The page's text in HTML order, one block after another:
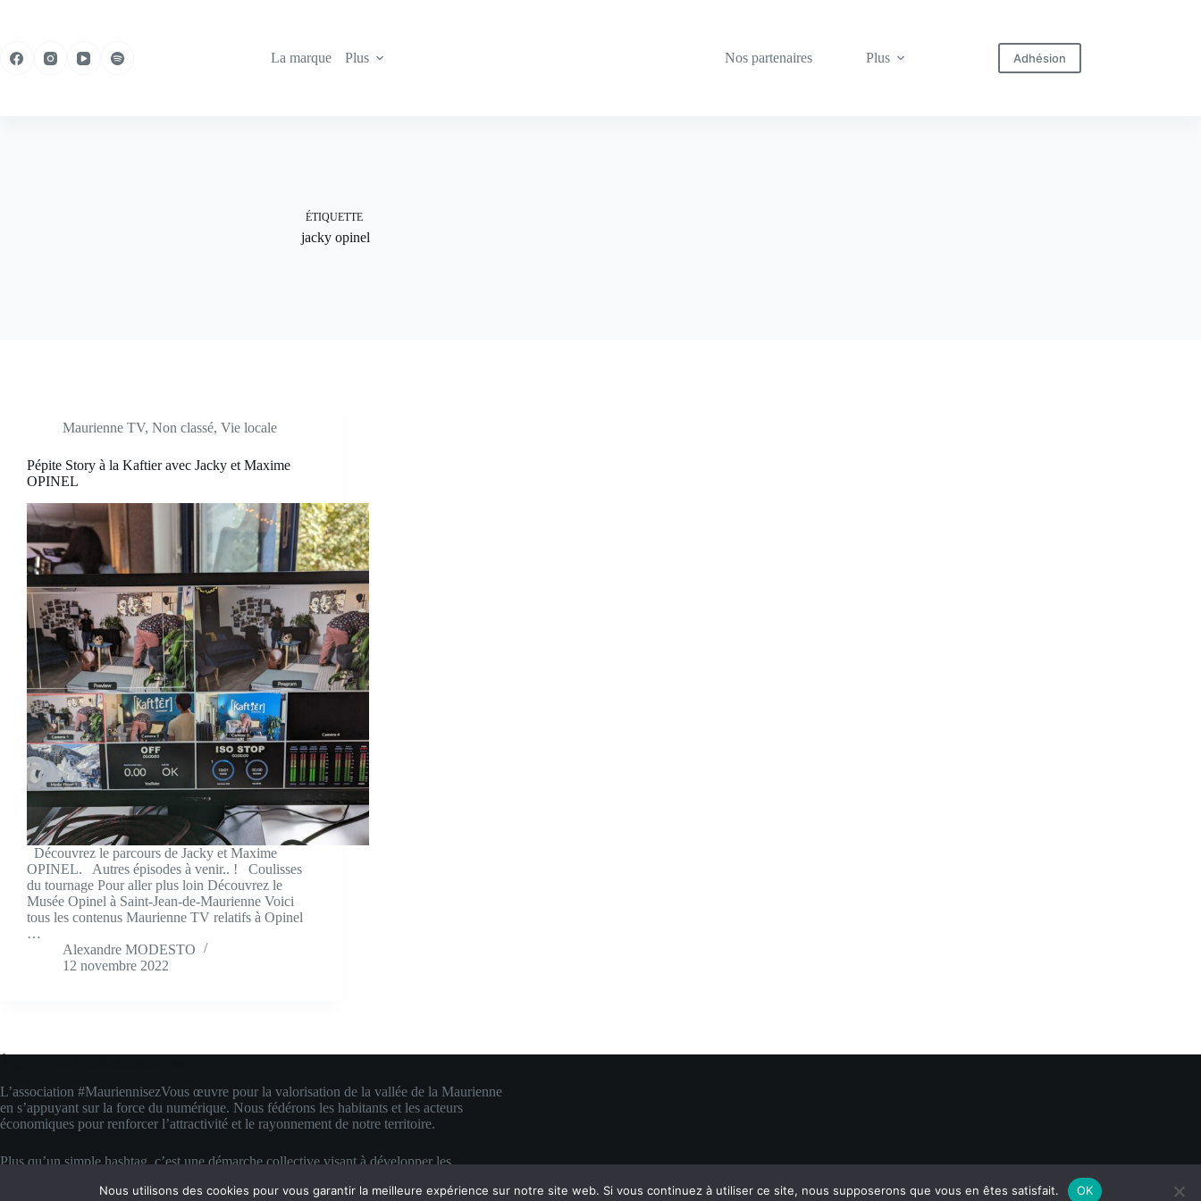
La marque
Plus Nos partenaires Plus Adhésion
ÉTIQUETTE
jacky opinel
Maurienne TV, Non classé, Vie locale
Pépite Story à la Kaftier avec Jacky et Maxime
OPINEL
Découvrez le parcours de Jacky et Maxime
OPINEL. Autres épisodes à venir.. ! Coulisses
du tournage Pour aller plus loin Découvrez le
Musée Opinel à Saint-Jean-de-Maurienne Voici
tous les contenus Maurienne TV relatifs à Opinel
…
Alexandre MODESTO
12 novembre 2022
L’association #MauriennisezVous œuvre pour la valorisation de la vallée de la Maurienne
en s’appuyant sur la force du numérique. Nous fédérons les habitants et les acteurs
économiques pour renforcer l’attractivité et le rayonnement de notre territoire.
Plus qu’un simple hashtag, c’est une démarche collective visant à développer les
concrète pour faire rayonner la Maurienne bien au-delà de ses montagnes.
Nous utilisons des cookies pour vous garantir la meilleure expérience sur notre site web. Si vous continuez à utiliser ce site, nous supposerons que vous en êtes satisfait. OK